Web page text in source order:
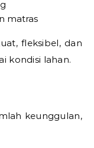
matras
fleksibel, dan
kondisi lahan.
keunggulan,